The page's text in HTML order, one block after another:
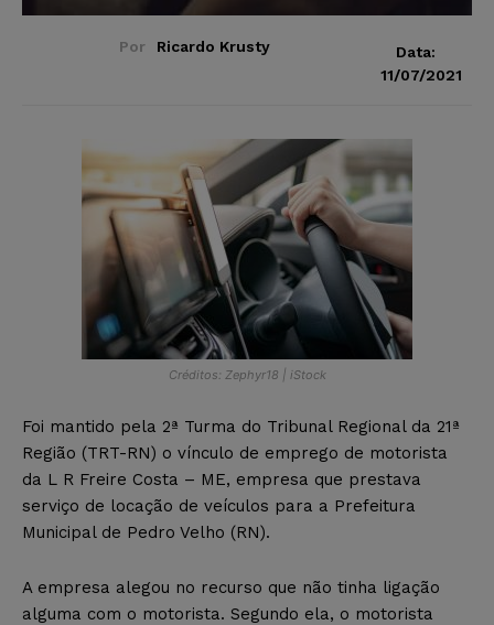
Por Ricardo Krusty
Data:
11/07/2021
Créditos: Zephyr18 | iStock
Foi mantido pela 2ª Turma do Tribunal Regional da 21ª
Região (TRT-RN) o vínculo de emprego de motorista
da L R Freire Costa – ME, empresa que prestava
serviço de locação de veículos para a Prefeitura
Municipal de Pedro Velho (RN).
A empresa alegou no recurso que não tinha ligação
alguma com o motorista. Segundo ela, o motorista